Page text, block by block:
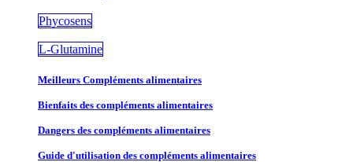
Phycosens
L-Glutamine
Meilleurs Compléments alimentaires
Bienfaits des compléments alimentaires
Dangers des compléments alimentaires
Guide d'utilisation des compléments alimentaires